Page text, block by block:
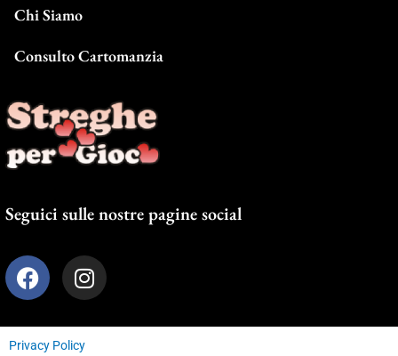
Chi Siamo
Consulto Cartomanzia
Seguici sulle nostre pagine social
F
a
e
I
n
t
Privacy Policy